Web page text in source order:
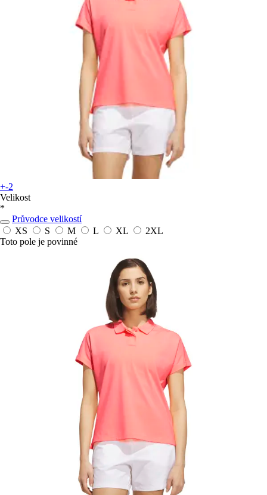
+-2
Velikost
*
Průvodce velikostí
XS
S M L XL
2XL
Toto pole je povinné